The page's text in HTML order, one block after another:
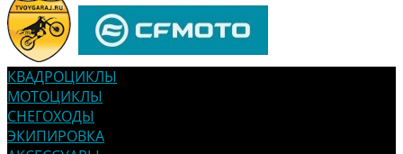
КВАДРОЦИКЛЫ
МОТОЦИКЛЫ
СНЕГОХОДЫ
ЭКИПИРОВКА